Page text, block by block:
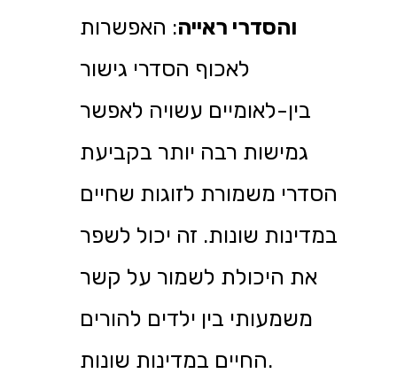
והסדרי ראייה: האפשרות
לאכוף הסדרי גישור
בין-לאומיים עשויה לאפשר
גמישות רבה יותר בקביעת
הסדרי משמורת לזוגות שחיים
במדינות שונות. זה יכול לשפר
את היכולת לשמור על קשר
משמעותי בין ילדים להורים
החיים במדינות שונות.